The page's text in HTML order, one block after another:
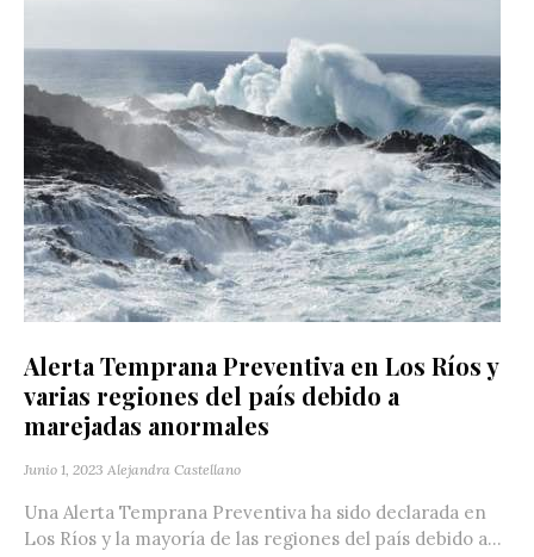
Alerta Temprana Preventiva en Los Ríos y
varias regiones del país debido a
marejadas anormales
Junio 1, 2023 Alejandra Castellano
Una Alerta Temprana Preventiva ha sido declarada en
Los Ríos y la mayoría de las regiones del país debido a...